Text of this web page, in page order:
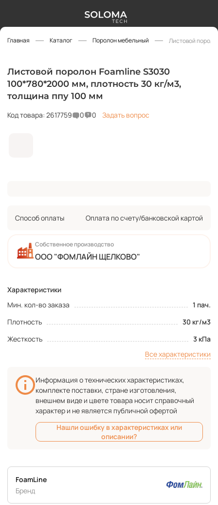
Главная Каталог Поролон мебельный Листовой
Листовой поролон Foamline S3030
100*780*2000 мм, плотность 30 кг/м3,
толщина ппу 100 мм
Код товара: 2617759 0 0 Задать вопрос
Характеристики
Мин. кол-во заказа
1 пач.
Плотность
30 кг/м3
Жесткость
3 кПа
Все характеристики
Собственное производство
ООО "ФОМЛАЙН ЩЕЛКОВО"
Способ оплаты Оплата по счету/банковской картой
Информация о технических характеристиках,
комплекте поставки, стране изготовления,
внешнем виде и цвете товара носит справочный
характер и не является публичной офертой
Нашли ошибку в характеристиках или
описании?
FoamLine
Бренд